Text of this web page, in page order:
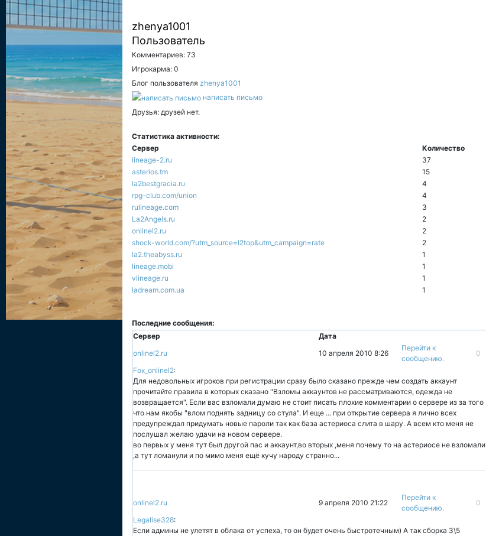
zhenya1001
Пользователь
Комментариев: 73
Игрокарма: 0
Блог пользователя zhenya1001
написать письмо
Друзья: друзей нет.
Статистика активности:
Сервер
Количество
lineage-2.ru
37
asterios.tm
15
la2bestgracia.ru
4
rpg-club.com/union
4
rulineage.com
3
La2Angels.ru
2
onlinel2.ru
2
shock-world.com/?utm_source=l2top&utm_campaign=rate
2
la2.theabyss.ru
1
lineage.mobi
1
vlineage.ru
1
ladream.com.ua
1
Последние сообщения:
Сервер
Дата
onlinel2.ru
10 апреля 2010 8:26
Перейти к
сообщению.
0
Fox_onlinel2:
Для недовольных игроков при регистрации сразу было сказано прежде чем создать аккаунт
прочитайте правила в которых сказано "Взломы аккаунтов не рассматриваются, одежда не
возвращается". Если вас взломали думаю не стоит писать плохие комментарии о сервере из за того
что нам якобы "влом поднять задницу со стула". И еще ... при открытие сервера я лично всех
предупреждал придумать новые пароли так как база астериоса слита в шару. А всем кто меня не
послушал желаю удачи на новом сервере.
во первых у меня тут был другой пас и аккаунт,во вторых ,меня почему то на астериосе не взломали
,а тут ломанули и по мимо меня ещё кучу народу странно...
onlinel2.ru 9 апреля 2010 21:22
Перейти к
сообщению.
0
Legalise328:
Если админы не улетят в облака от успеха, то он будет очень быстротечным) А так сборка 3\5